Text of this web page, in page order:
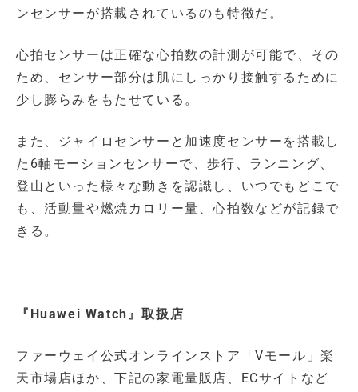
ンセンサーが搭載されているのも特徴だ。
心拍センサーは正確な心拍数の計測が可能で、その
ため、センサー部分は肌にしっかり接触するために
少し膨らみをもたせている。
また、ジャイロセンサーと加速度センサーを搭載し
た6軸モーションセンサーで、歩行、ランニング、
登山といった様々な動きを認識し、いつでもどこで
も、活動量や燃焼カロリー量、心拍数などが記録で
きる。
『Huawei Watch』取扱店
ファーウェイ公式オンラインストア「Vモール」楽
天市場店ほか、下記の家電量販店、ECサイトなど